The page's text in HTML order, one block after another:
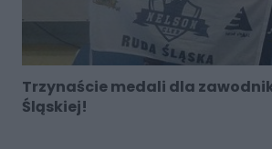
Trzynaście medali dla
Śląskiej!